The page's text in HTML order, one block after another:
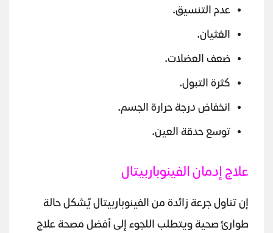
عدم التنسيق.
الغثيان.
ضعف العضلات.
كثرة التبول.
انخفاض درجة حرارة الجسم.
توسع حدقة العين.
علاج إدمان الفينوباربيتال
إن تناول جرعة زائدة من الفينوباربيتال يُشكل حالة
طوارئ صحية ويتطلب اللجوء إلى أفضل مصحة علاج